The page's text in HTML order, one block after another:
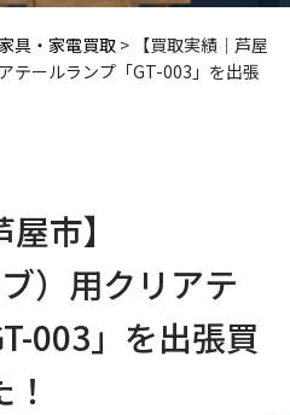
具・家電買取 > 【買取実績｜芦屋
テールランプ「GT-003」を出張
市】
）用クリアテ
003」を出張買